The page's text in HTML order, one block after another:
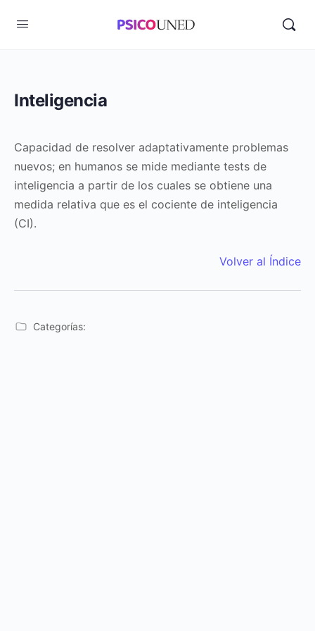
Inteligencia
Capacidad de resolver adaptativamente problemas
nuevos; en humanos se mide mediante tests de
inteligencia a partir de los cuales se obtiene una
medida relativa que es el cociente de inteligencia
(CI).
Volver al Índice
Categorías: